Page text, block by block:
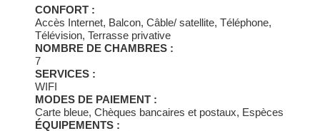
capacités différentes qui permettent d'apprécier au
mieux les plats faits maison dans une ambiance
conviviale. Terrasse d'été Capacité de 40 couverts
Cuisine à l'extérieur (en été) Ambiance conviviale
Cuisine maison
CONFORT :
Accès Internet, Balcon, Câble/ satellite, Téléphone,
Télévision, Terrasse privative
NOMBRE DE CHAMBRES :
7
SERVICES :
WIFI
MODES DE PAIEMENT :
Carte bleue, Chèques bancaires et postaux, Espèces
ÉQUIPEMENTS :